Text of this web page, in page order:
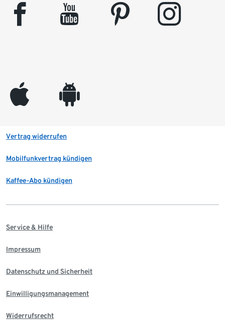
facebook youtube pinterest instagram
appleinc android
Vertrag widerrufen
Mobilfunkvertrag kündigen
Kaffee-Abo kündigen
Service & Hilfe
Impressum
Datenschutz und Sicherheit
Einwilligungsmanagement
Widerrufsrecht